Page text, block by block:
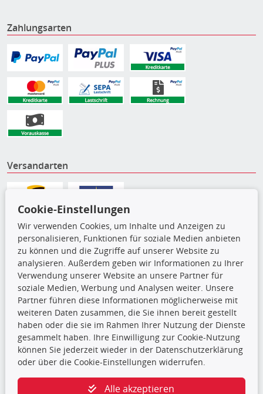
Zahlungsarten
Versandarten
Die hier angezeigten Daten,
insbesondere die gesamte Datenbank,
dürfen nicht kopiert werden. Es ist zu
unterlassen, die Daten oder die gesamte Datenbank ohne
vorherige Zustimmung TecDocs zu vervielfältigen, zu
zu lassen. Ein Zuwiderhandeln stellt eine
Cookie-Einstellungen
Wir verwenden Cookies, um Inhalte und Anzeigen zu
personalisieren, Funktionen für soziale Medien anbieten
zu können und die Zugriffe auf unserer Website zu
analysieren. Außerdem geben wir Informationen zu Ihrer
Verwendung unserer Website an unsere Partner für
soziale Medien, Werbung und Analysen weiter. Unsere
Partner führen diese Informationen möglicherweise mit
weiteren Daten zusammen, die Sie ihnen bereit gestellt
haben oder die sie im Rahmen Ihrer Nutzung der Dienste
gesammelt haben. Ihre Einwilligung zur Cookie-Nutzung
können Sie jederzeit wieder in der Datenschutzerklärung
oder über die Cookie-Einstellungen widerrufen.
Alle akzeptieren